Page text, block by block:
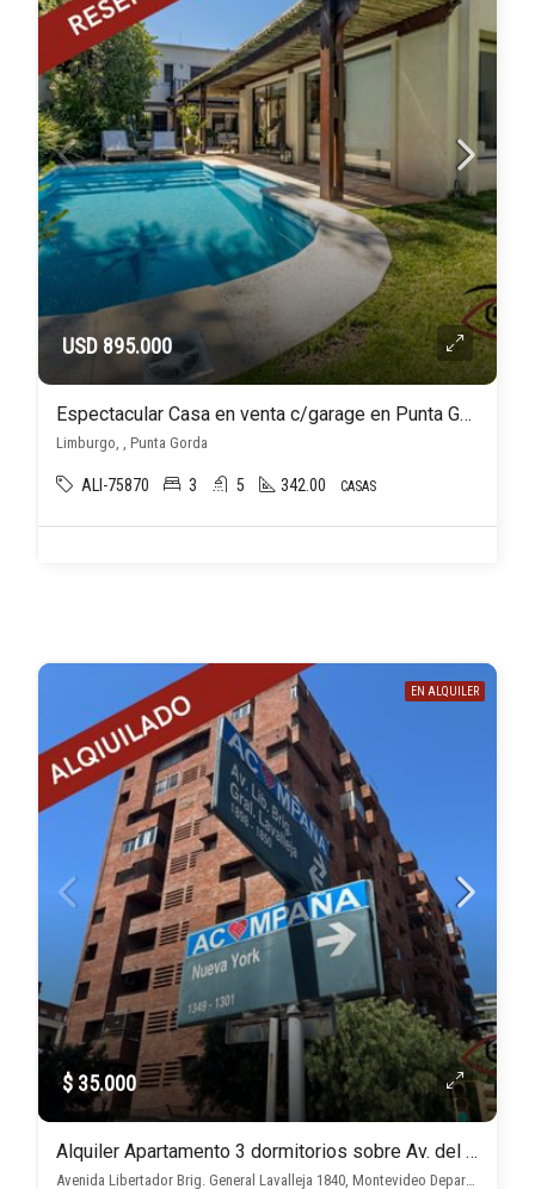
USD 895.000
Espectacular Casa en venta c/garage en Punta Gorda
Limburgo, , Punta Gorda
ALI-75870 3 5 342.00 CASAS
EN ALQUILER
$ 35.000
Alquiler Apartamento 3 dormitorios sobre Av. del Libertador
Avenida Libertador Brig. General Lavalleja 1840, Montevideo Departamento de Montevideo, Uruguay, , Aguada